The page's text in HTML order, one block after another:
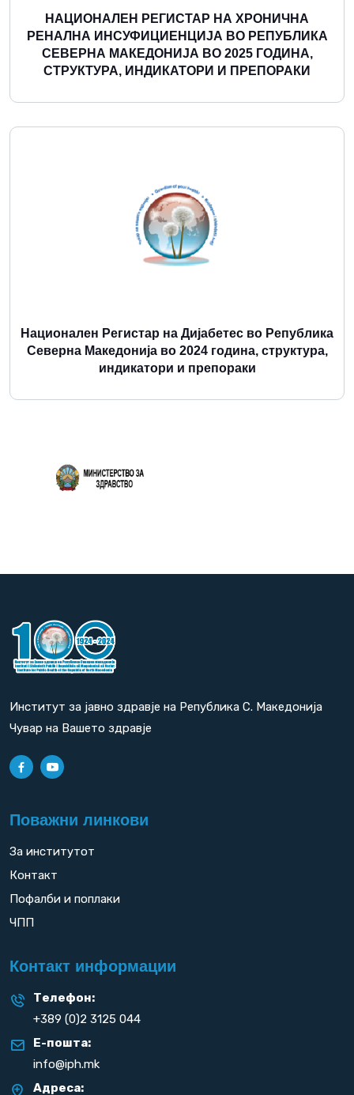
НАЦИОНАЛЕН РЕГИСТАР НА ХРОНИЧНА
РЕНАЛНА ИНСУФИЦИЕНЦИЈА ВО РЕПУБЛИКА
СЕВЕРНА МАКЕДОНИЈА ВО 2025 ГОДИНА,
СТРУКТУРА, ИНДИКАТОРИ И ПРЕПОРАКИ
Повеќе
Национален Регистар на Дијабетес во Република
Северна Македонија во 2024 година, структура,
индикатори и препораки
Институт за јавно здравје на Република С. Македонија
Чувар на Вашето здравје
Поважни линкови
За институтот
Контакт
Пофалби и поплаки
ЧПП
Контакт информации
Телефон:
+389 (0)2 3125 044
Е-пошта:
info@iph.mk
Адреса: